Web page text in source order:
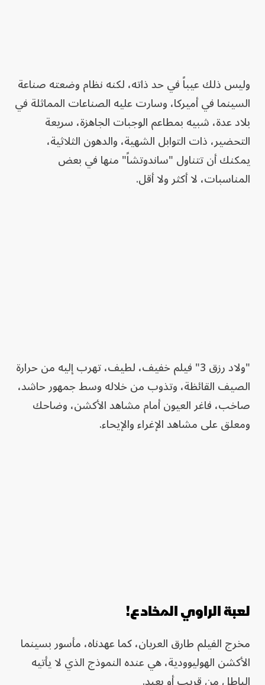
وليس ذلك عيباً في حد ذاته، لكنه نظام وضعته صناعة
السينما في أميركا، وسارت عليه الصناعات المماثلة في
بلاد عدة، شبيه بمطاعم الوجبات الجاهزة، سريعة
التحضير، ذات التوابل الشهية، والدهون الثلاثية،
يمكنك أن تتناول "ساندوتشاً" منها في بعض
المناسبات، لا أكثر ولا أقل.
"ولاد رزق 3" فيلم خفيف، لطيف، تهرب إليه من حرارة
الصيف القائظة، وتذوب من خلاله وسط جمهور حاشد،
صاخب، فاغر العيون أمام مشاهد الأكشن، وضاحك
ومعلق على مشاهد الإغراء والإيحاء.
لعبة الراوي المخادع!
مخرج الفيلم طارق العريان، كما عهدناه، مأسور بسينما
الأكشن الهوليوودية، هي عنده النموذج الذي لا يأتيه